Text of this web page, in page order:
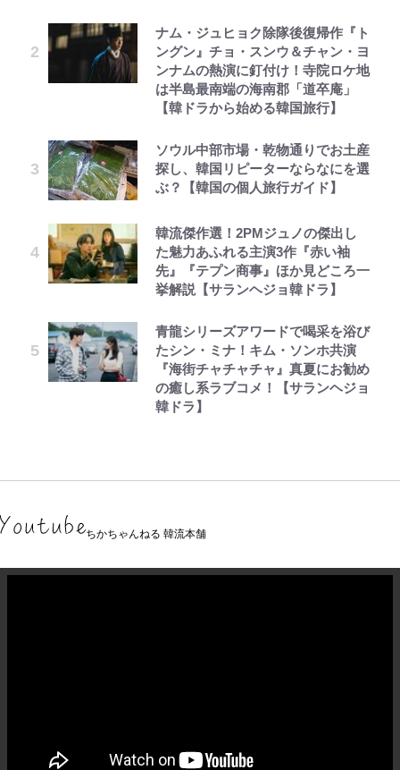
ナム・ジュヒョク除隊後復帰作『ト
ングン』チョ・スンウ＆チャン・ヨ
ンナムの熱演に釘付け！寺院ロケ地
は半島最南端の海南郡「道卒庵」
【韓ドラから始める韓国旅行】
ソウル中部市場・乾物通りでお土産
探し、韓国リピーターならなにを選
ぶ？【韓国の個人旅行ガイド】
韓流傑作選！2PMジュノの傑出し
た魅力あふれる主演3作『赤い袖
先』『テプン商事』ほか見どころ一
挙解説【サランヘジョ韓ドラ】
青龍シリーズアワードで喝采を浴び
たシン・ミナ！キム・ソンホ共演
『海街チャチャチャ』真夏にお勧め
の癒し系ラブコメ！【サランヘジョ
韓ドラ】
ちかちゃんねる 韓流本舗